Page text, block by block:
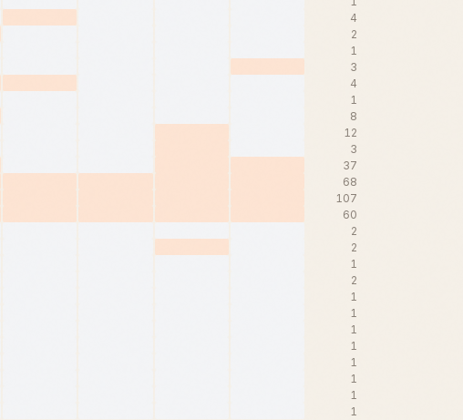
4
2
1
3
4
1
8
12
3
37
68
107
60
2
2
1
2
1
1
1
1
1
1
1
1